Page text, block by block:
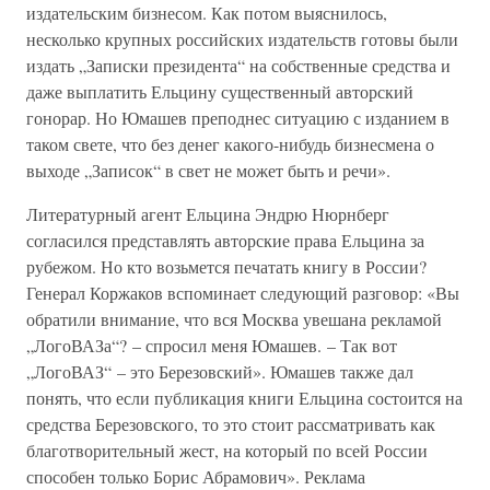
издательским бизнесом. Как потом выяснилось,
несколько крупных российских издательств готовы были
издать „Записки президента“ на собственные средства и
даже выплатить Ельцину существенный авторский
гонорар. Но Юмашев преподнес ситуацию с изданием в
таком свете, что без денег какого-нибудь бизнесмена о
выходе „Записок“ в свет не может быть и речи».
Литературный агент Ельцина Эндрю Нюрнберг
согласился представлять авторские права Ельцина за
рубежом. Но кто возьмется печатать книгу в России?
Генерал Коржаков вспоминает следующий разговор: «Вы
обратили внимание, что вся Москва увешана рекламой
„ЛогоВАЗа“? – спросил меня Юмашев. – Так вот
„ЛогоВАЗ“ – это Березовский». Юмашев также дал
понять, что если публикация книги Ельцина состоится на
средства Березовского, то это стоит рассматривать как
благотворительный жест, на который по всей России
способен только Борис Абрамович». Реклама